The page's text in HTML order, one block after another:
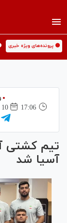
🟡 پرونده‌های ویژه خبری
17:06
10 خرداد 1405
تیم کشتی
آسیا شد